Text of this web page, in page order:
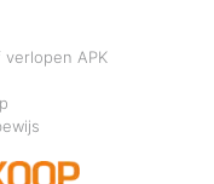
APK